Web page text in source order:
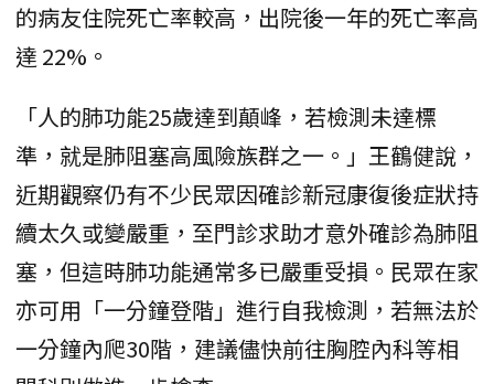
的病友住院死亡率較高，出院後一年的死亡率高
達 22%。
「人的肺功能25歲達到顛峰，若檢測未達標
準，就是肺阻塞高風險族群之一。」王鶴健說，
近期觀察仍有不少民眾因確診新冠康復後症狀持
續太久或變嚴重，至門診求助才意外確診為肺阻
塞，但這時肺功能通常多已嚴重受損。民眾在家
亦可用「一分鐘登階」進行自我檢測，若無法於
一分鐘內爬30階，建議儘快前往胸腔內科等相